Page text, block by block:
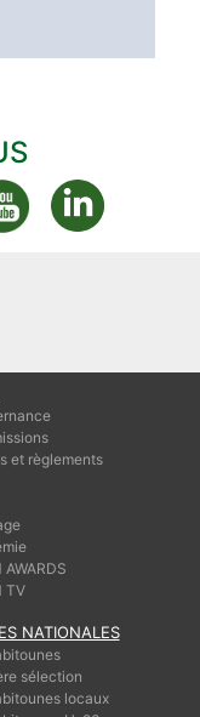
et règlements
AWARDS
TV
NATIONALES
sélection
locaux